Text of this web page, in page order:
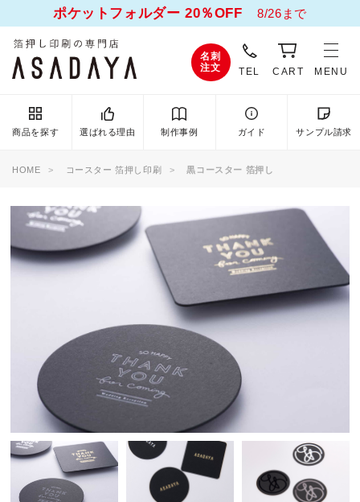
ポケットフォルダー 20％OFF 8/26まで
名刺
注文
TEL CART MENU
商品を探す 選ばれる理由 制作事例 ガイド サンプル請求
HOME コースター 箔押し印刷 黒コースター 箔押し